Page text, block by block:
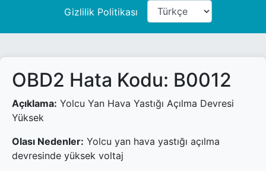
Gizlilik Politikası
OBD2 Hata Kodu: B0012
Açıklama: Yolcu Yan Hava Yastığı Açılma Devresi
Yüksek
Olası Nedenler: Yolcu yan hava yastığı açılma
devresinde yüksek voltaj